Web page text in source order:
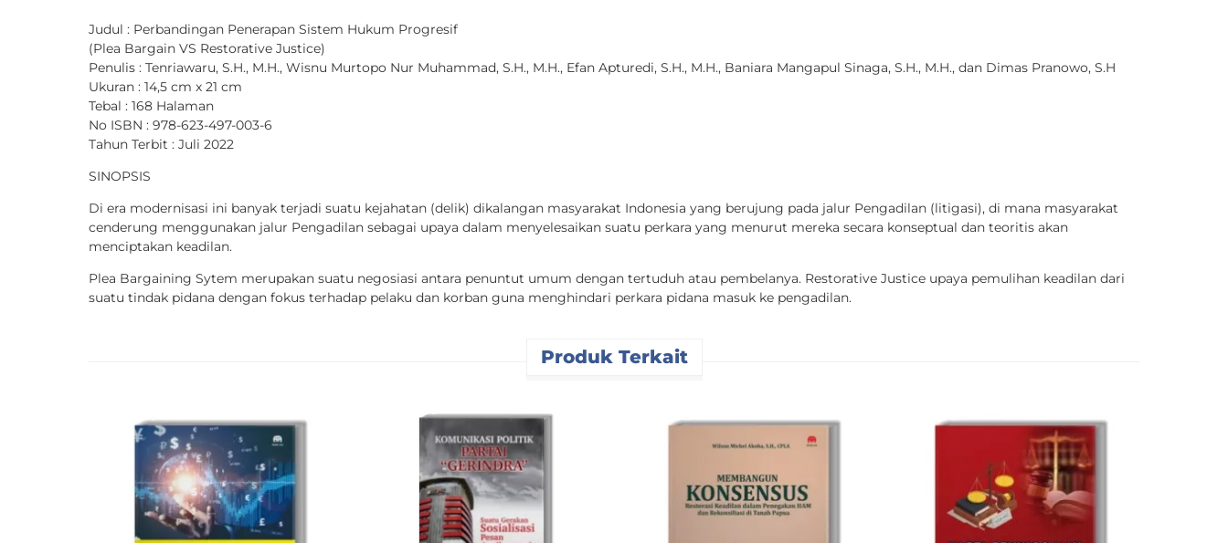
Judul : Perbandingan Penerapan Sistem Hukum Progresif
(Plea Bargain VS Restorative Justice)
Penulis : Tenriawaru, S.H., M.H., Wisnu Murtopo Nur Muhammad, S.H., M.H., Efan Apturedi, S.H., M.H., Baniara Mangapul Sinaga, S.H., M.H., dan Dimas Pranowo, S.H
Ukuran : 14,5 cm x 21 cm
Tebal : 168 Halaman
No ISBN : 978-623-497-003-6
Tahun Terbit : Juli 2022
SINOPSIS
Di era modernisasi ini banyak terjadi suatu kejahatan (delik) dikalangan masyarakat Indonesia yang berujung pada jalur Pengadilan (litigasi), di mana masyarakat
cenderung menggunakan jalur Pengadilan sebagai upaya dalam menyelesaikan suatu perkara yang menurut mereka secara konseptual dan teoritis akan
menciptakan keadilan.
Plea Bargaining Sytem merupakan suatu negosiasi antara penuntut umum dengan tertuduh atau pembelanya. Restorative Justice upaya pemulihan keadilan dari
suatu tindak pidana dengan fokus terhadap pelaku dan korban guna menghindari perkara pidana masuk ke pengadilan.
Produk Terkait